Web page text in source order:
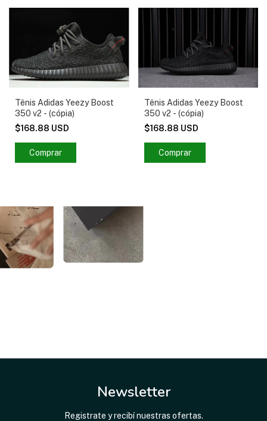
Tênis Adidas Yeezy Boost
350 v2 - (cópia)
$168.88 USD
Comprar
Tênis Adidas Yeezy Boost
350 v2 - (cópia)
$168.88 USD
Comprar
Newsletter
Registrate y recibí nuestras ofertas.